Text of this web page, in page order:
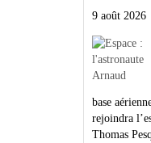
9 août 2026
base
rejoindra
Thomas